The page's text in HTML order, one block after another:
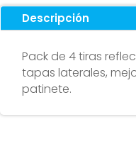
4
unidades)
Descripción
Pack de 4 tiras
tapas laterales,
patinete.